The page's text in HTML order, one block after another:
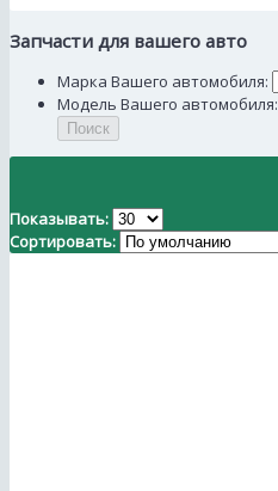
Запчасти для вашего авто
Марка Вашего автомобиля:
Модель Вашего автомобиля:
Поиск
Показывать:
Сортировать: